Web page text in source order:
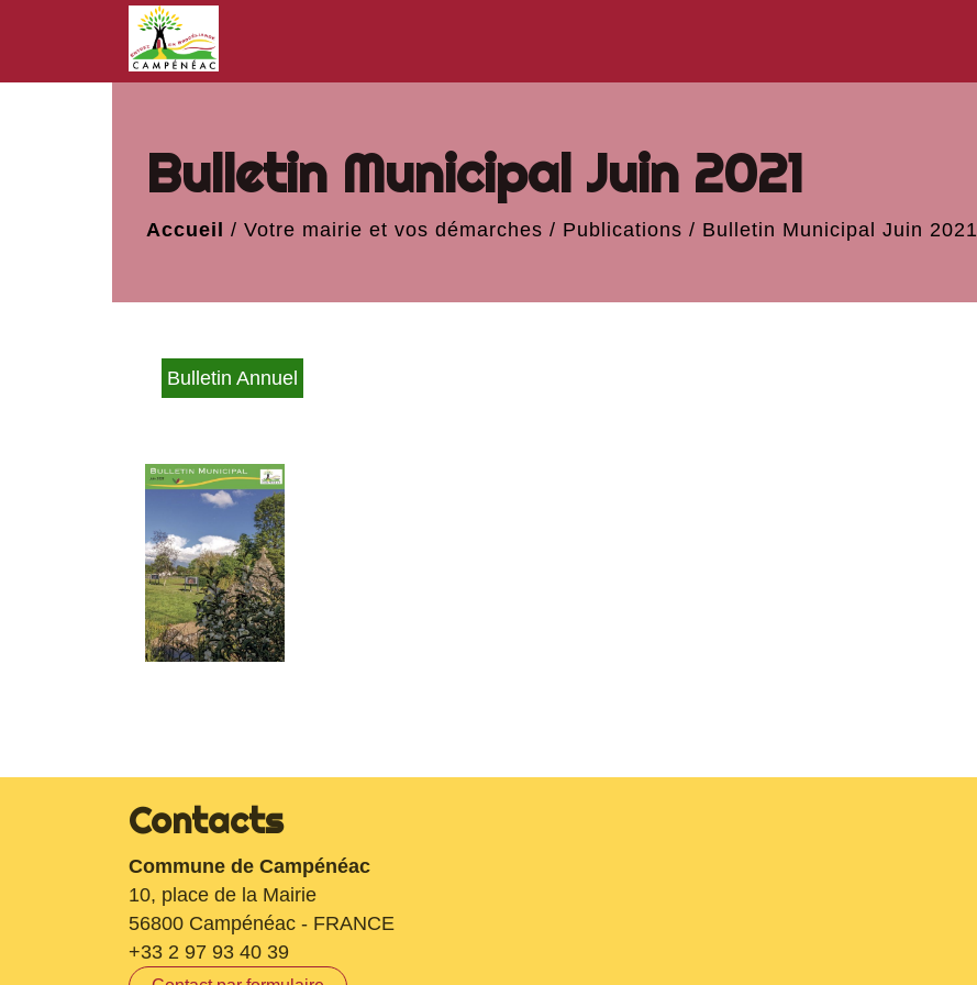
Bulletin Municipal Juin 2021
Accueil / Votre mairie et vos démarches / Publications / Bulletin Municipal Juin 2021
Bulletin Annuel
Contacts
Commune de Campénéac
10, place de la Mairie
56800 Campénéac - FRANCE
+33 2 97 93 40 39